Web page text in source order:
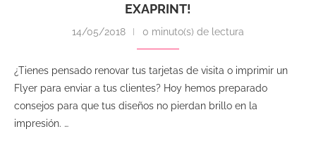
EXAPRINT!
14/05/2018 0 minuto(s) de lectura
¿Tienes pensado renovar tus tarjetas de visita o imprimir un
Flyer para enviar a tus clientes? Hoy hemos preparado
consejos para que tus diseños no pierdan brillo en la
impresión. …